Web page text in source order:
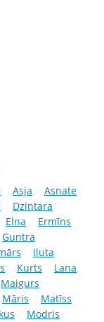
Asja
Asnate
Dzintara
Elna
Ermīns
Guntra
Iluta
Kurts
Lana
Maigurs
Māris
Matīss
Modris